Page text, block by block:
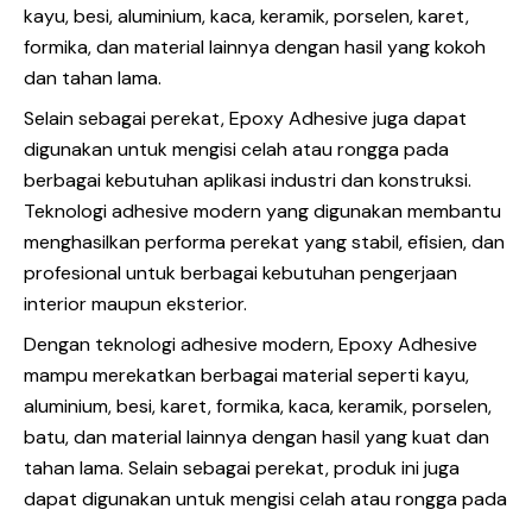
kayu, besi, aluminium, kaca, keramik, porselen, karet,
formika, dan material lainnya dengan hasil yang kokoh
dan tahan lama.
Selain sebagai perekat,Epoxy Adhesive juga dapat
digunakan untuk mengisi celah atau rongga pada
berbagai kebutuhan aplikasi industri dan konstruksi.
Teknologi adhesive modern yang digunakan membantu
menghasilkan performa perekat yang stabil, efisien, dan
profesional untuk berbagai kebutuhan pengerjaan
interior maupun eksterior.
Dengan teknologi adhesive modern, Epoxy Adhesive
mampu merekatkan berbagai material seperti kayu,
aluminium, besi, karet, formika, kaca, keramik, porselen,
batu, dan material lainnya dengan hasil yang kuat dan
tahan lama. Selain sebagai perekat, produk ini juga
dapat digunakan untuk mengisi celah atau rongga pada